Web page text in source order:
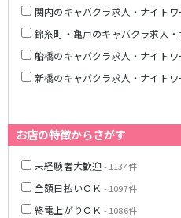
関内のキャバクラ求人・ナイトワ
錦糸町・亀戸のキャバクラ求人
船橋のキャバクラ求人・ナイトワ
新橋のキャバクラ求人・ナイトワ
お店の特徴からさがす
未経験者大歓迎- 1134件
全額日払いＯＫ - 1097件
終電上がりＯＫ - 1086件
表参道駅
乃
都営新宿線
本八幡駅
住
小川町駅
森
瑞江駅
船堀駅
つくばエクスプレス